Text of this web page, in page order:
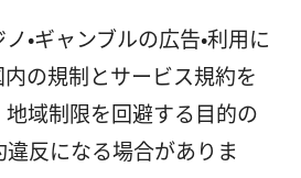
・ギャンブルの広告・利用に
の規制とサービス規約を
域制限を回避する目的の
反になる場合がありま